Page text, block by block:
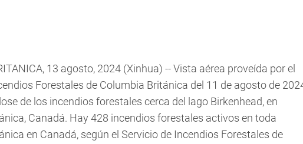
13 agosto, 2024 (Xinhua) -- Vista aérea proveída por el
Forestales de Columbia Británica del 11 de agosto de
de los incendios forestales cerca del lago Birkenhead, en
Canadá. Hay 428 incendios forestales activos en toda
en Canadá, según el Servicio de Incendios Forestales de